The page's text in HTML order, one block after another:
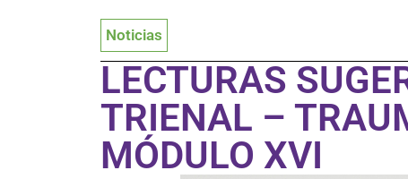
Noticias
LECTURAS
TRIENAL –
MÓDULO XVI